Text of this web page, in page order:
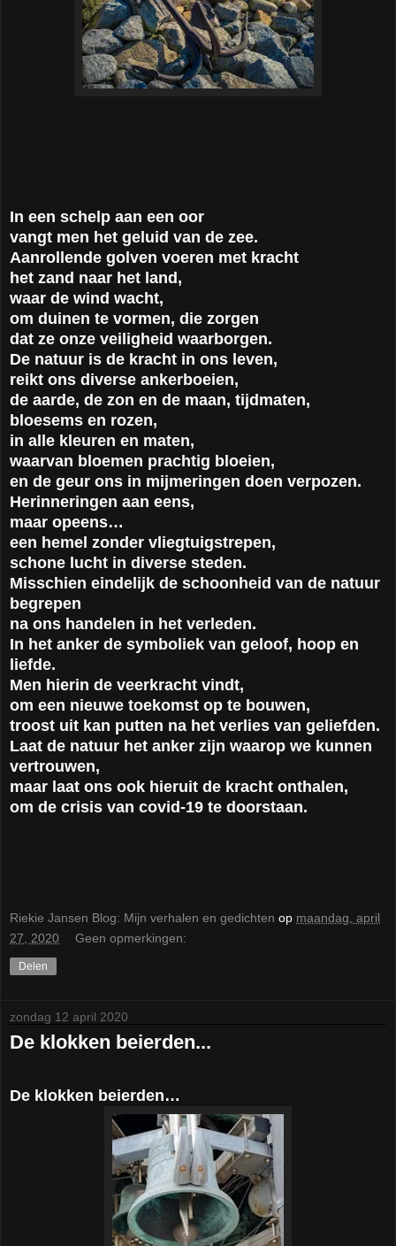
In een schelp aan een oor
vangt men het geluid van de zee.
Aanrollende golven voeren met kracht
het zand naar het land,
waar de wind wacht,
om duinen te vormen, die zorgen
dat ze onze veiligheid waarborgen.
De natuur is de kracht in ons leven,
reikt ons diverse ankerboeien,
de aarde, de zon en de maan, tijdmaten,
bloesems en rozen,
in alle kleuren en maten,
waarvan bloemen prachtig bloeien,
en de geur ons in mijmeringen doen verpozen.
Herinneringen aan eens,
maar opeens…
een hemel zonder vliegtuigstrepen,
schone lucht in diverse steden.
Misschien eindelijk de schoonheid van de natuur
begrepen
na ons handelen in het verleden.
In het anker de symboliek van geloof, hoop en
liefde.
Men hierin de veerkracht vindt,
om een nieuwe toekomst op te bouwen,
troost uit kan putten na het verlies van geliefden.
Laat de natuur het anker zijn waarop we kunnen
vertrouwen,
maar laat ons ook hieruit de kracht onthalen,
om de crisis van covid-19 te doorstaan.
Riekie Jansen Blog: Mijn verhalen en gedichten op maandag, april
27, 2020
Geen opmerkingen:
Delen
zondag 12 april 2020
De klokken beierden...
De klokken beierden…